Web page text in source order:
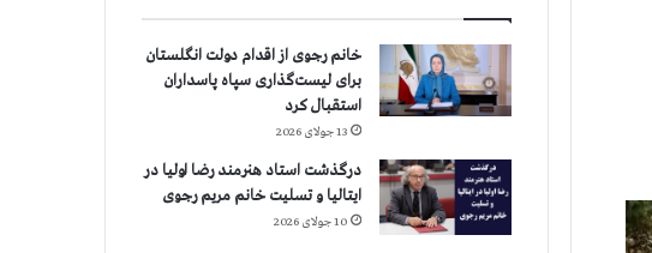
خانم رجوی از اقدام دولت انگلستان
برای لیست‌گذاری سپاه پاسداران
استقبال کرد
13 جولای 2026
درگذشت استاد هنرمند رضا اولیا در
ایتالیا و تسلیت خانم مریم رجوی
10 جولای 2026